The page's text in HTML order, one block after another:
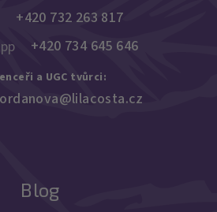
+420 732 263 817
+420 734 645 646
a UGC tvůrci:
Blog